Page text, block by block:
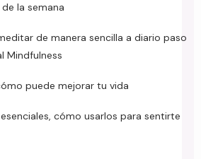
la semana
de manera sencilla a diario paso
Mindfulness
puede mejorar tu vida
cómo usarlos para sentirte